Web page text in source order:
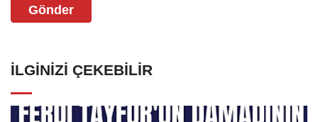
Gönder
İLGINIZI ÇEKEBILIR